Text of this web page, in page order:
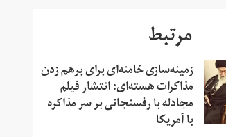
مرتبط
زمینه‌سازی خامنه‌ای برای برهم زدن
مذاکرات هسته‌ای: انتشار فیلم
مجادله با رفسنجانی بر سر مذاکره
با آمریکا